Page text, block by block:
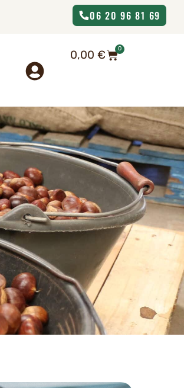
06 20 96 81 69
0,00€ 0